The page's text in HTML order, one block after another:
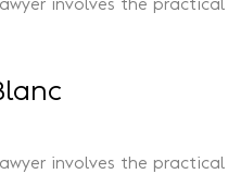
involves the
involves the